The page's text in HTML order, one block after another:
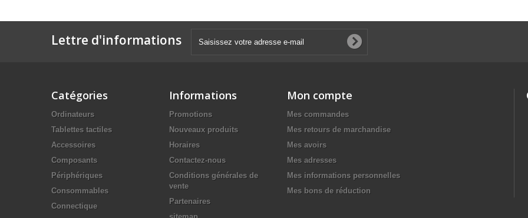
Lettre d'informations
Catégories
Ordinateurs
Tablettes tactiles
Accessoires
Composants
Périphériques
Consommables
Connectique
Informations
Promotions
Nouveaux produits
Horaires
Contactez-nous
Conditions générales de
vente
Partenaires
Mon compte
Mes commandes
Mes retours de marchandise
Mes avoirs
Mes adresses
Mes informations personnelles
Mes bons de réduction